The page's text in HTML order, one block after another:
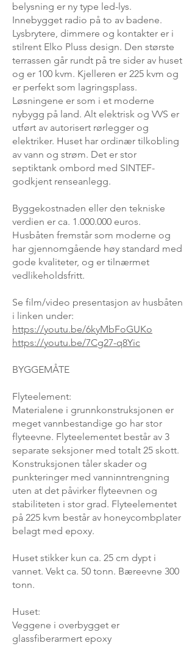
belysning er ny type led-lys.
Innebygget radio på to av badene.
Lysbrytere, dimmere og kontakter er i
stilrent Elko Pluss design. Den største
terrassen går rundt på tre sider av huset
og er 100 kvm. Kjelleren er 225 kvm og
er perfekt som lagringsplass.
Løsningene er som i et moderne
nybygg på land. Alt elektrisk og VVS er
utført av autorisert rørlegger og
elektriker. Huset har ordinær tilkobling
av vann og strøm. Det er stor
septiktank ombord med SINTEF-
godkjent renseanlegg.
Byggekostnaden eller den tekniske
verdien er ca. 1.000.000 euros.
Husbåten fremstår som moderne og
har gjennomgående høy standard med
gode kvaliteter, og er tilnærmet
vedlikeholdsfritt.
Se film/video presentasjon av husbåten
i linken under:
https://youtu.be/6kyMbFoGUKo
https://youtu.be/7Cg27-q8Yic
BYGGEMÅTE
Flyteelement:
Materialene i grunnkonstruksjonen er
meget vannbestandige go har stor
flyteevne. Flyteelementet består av 3
separate seksjoner med totalt 25 skott.
Konstruksjonen tåler skader og
punkteringer med vanninntrengning
uten at det påvirker flyteevnen og
stabiliteten i stor grad. Flyteelementet
på 225 kvm består av honeycombplater
belagt med epoxy.
Huset stikker kun ca. 25 cm dypt i
vannet. Vekt ca. 50 tonn. Bæreevne 300
tonn.
Huset:
Veggene i overbygget er
glassfiberarmert epoxy